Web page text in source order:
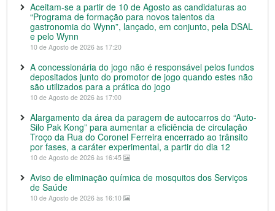
Aceitam-se a partir de 10 de Agosto as candidaturas ao
“Programa de formação para novos talentos da
gastronomia do Wynn”, lançado, em conjunto, pela DSAL
e pelo Wynn
10 de Agosto de 2026 às 17:20
A concessionária do jogo não é responsável pelos fundos
depositados junto do promotor de jogo quando estes não
são utilizados para a prática do jogo
10 de Agosto de 2026 às 17:00
Alargamento da área da paragem de autocarros do “Auto-
Silo Pak Kong” para aumentar a eficiência de circulação
Troço da Rua do Coronel Ferreira encerrado ao trânsito
por fases, a caráter experimental, a partir do dia 12
10 de Agosto de 2026 às 16:45
Aviso de eliminação química de mosquitos dos Serviços
de Saúde
10 de Agosto de 2026 às 16:10